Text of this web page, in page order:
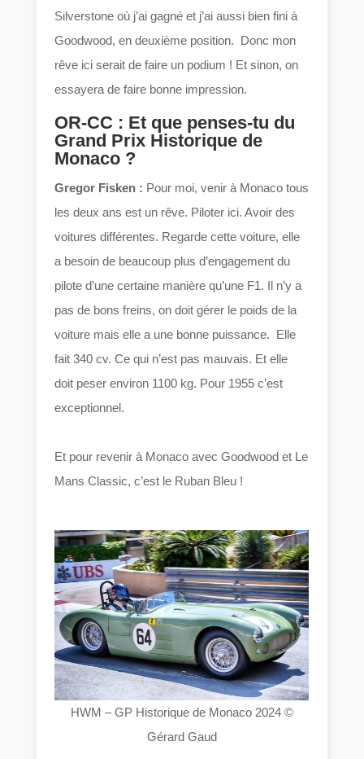
Silverstone où j’ai gagné et j’ai aussi bien fini à
Goodwood, en deuxième position. Donc mon
rêve ici serait de faire un podium ! Et sinon, on
essayera de faire bonne impression.
OR-CC : Et que penses-tu du
Grand Prix Historique de
Monaco ?
Gregor Fisken : Pour moi, venir à Monaco tous
les deux ans est un rêve. Piloter ici. Avoir des
voitures différentes. Regarde cette voiture, elle
a besoin de beaucoup plus d’engagement du
pilote d’une certaine manière qu’une F1. Il n’y a
pas de bons freins, on doit gérer le poids de la
voiture mais elle a une bonne puissance. Elle
fait 340 cv. Ce qui n’est pas mauvais. Et elle
doit peser environ 1100 kg. Pour 1955 c’est
exceptionnel.
Et pour revenir à Monaco avec Goodwood et Le
Mans Classic, c’est le Ruban Bleu !
HWM – GP Historique de Monaco 2024 ©
Gérard Gaud